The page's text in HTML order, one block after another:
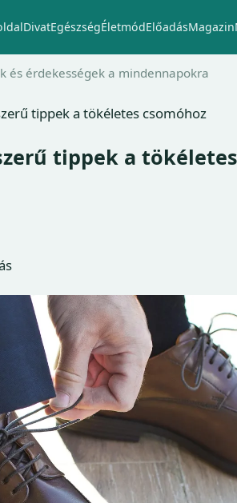
DivatEgészségÉletmódElőadásMagazin
és érdekességek a mindennapokra
tippek a tökéletes csomóhoz
tippek a tökéletes